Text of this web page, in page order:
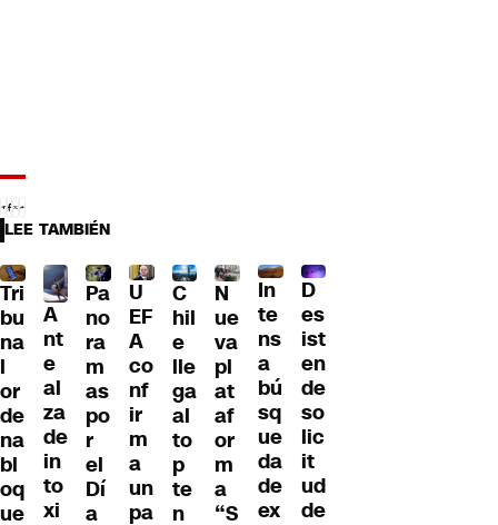
LEE TAMBIÉN
Tri
bu
na
l
or
de
na
bl
oq
ue
A
nt
e
al
za
de
in
to
xi
Pa
no
ra
m
as
po
r
el
Dí
a
U
EF
A
co
nf
ir
m
a
un
pa
C
hil
e
lle
ga
al
to
p
te
n
N
ue
va
pl
at
af
or
m
a
“S
In
te
ns
a
bú
sq
ue
da
de
ex
D
es
ist
en
de
so
lic
it
ud
de